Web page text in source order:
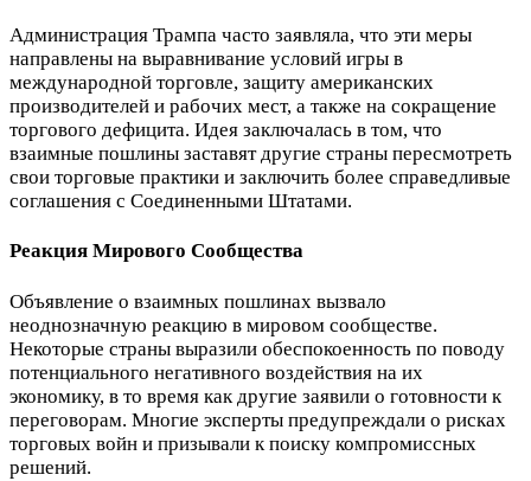
Администрация Трампа часто заявляла, что эти меры
направлены на выравнивание условий игры в
международной торговле, защиту американских
производителей и рабочих мест, а также на сокращение
торгового дефицита. Идея заключалась в том, что
взаимные пошлины заставят другие страны пересмотреть
свои торговые практики и заключить более справедливые
соглашения с Соединенными Штатами.
Реакция Мирового Сообщества
Объявление о взаимных пошлинах вызвало
неоднозначную реакцию в мировом сообществе.
Некоторые страны выразили обеспокоенность по поводу
потенциального негативного воздействия на их
экономику, в то время как другие заявили о готовности к
переговорам. Многие эксперты предупреждали о рисках
торговых войн и призывали к поиску компромиссных
решений.